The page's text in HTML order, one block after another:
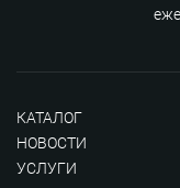
КАТАЛОГ
НОВОСТИ
УСЛУГИ